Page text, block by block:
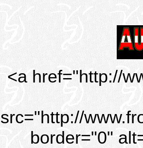
<a href="http://
src="http://
border="0"